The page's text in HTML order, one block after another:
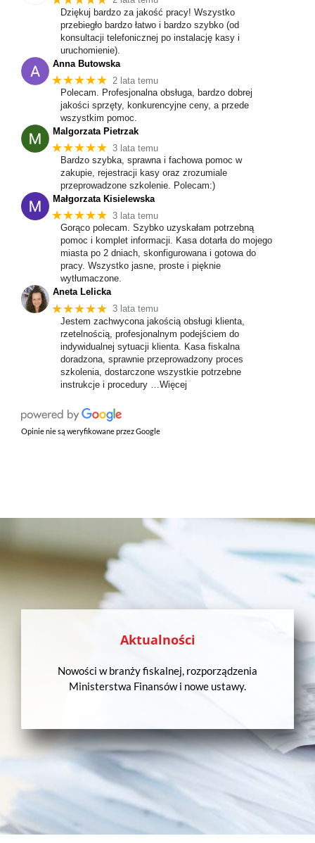
Dziękuj bardzo za jakość pracy! Wszystko
przebiegło bardzo łatwo i bardzo szybko (od
konsultacji telefonicznej po instalację kasy i
uruchomienie).
Anna Butowska
★★★★★ 2 lata temu
Polecam. Profesjonalna obsługa, bardzo dobrej
jakości sprzęty, konkurencyjne ceny, a przede
wszystkim pomoc.
Malgorzata Pietrzak
★★★★★ 3 lata temu
Bardzo szybka, sprawna i fachowa pomoc w
zakupie, rejestracji kasy oraz zrozumiale
przeprowadzone szkolenie. Polecam:)
Małgorzata Kisielewska
★★★★★ 3 lata temu
Gorąco polecam. Szybko uzyskałam potrzebną
pomoc i komplet informacji. Kasa dotarła do mojego
miasta po 2 dniach, skonfigurowana i gotowa do
pracy. Wszystko jasne, proste i pięknie
wytłumaczone.
Aneta Lelicka
★★★★★ 3 lata temu
Jestem zachwycona jakością obsługi klienta,
rzetelnością, profesjonalnym podejściem do
indywidualnej sytuacji klienta. Kasa fiskalna
doradzona, sprawnie przeprowadzony proces
szkolenia, dostarczone wszystkie potrzebne
instrukcje i procedury …Więcej
Opinie nie są weryfikowane przez Google
Aktualności
Nowości w branży fiskalnej, rozporządzenia
Ministerstwa Finansów i nowe ustawy.